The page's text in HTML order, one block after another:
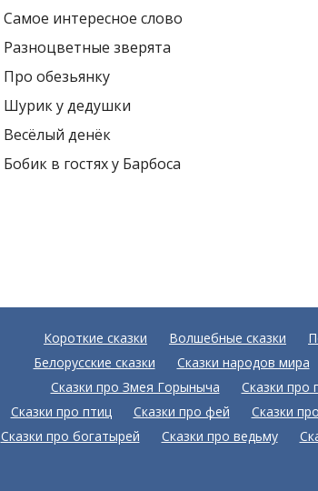
Самое интересное слово
Разноцветные зверята
Про обезьянку
Шурик у дедушки
Весёлый денёк
Бобик в гостях у Барбоса
Короткие сказки Волшебные сказки
Белорусские сказки
Сказки народов мира
Сказки про Змея Горыныча
Сказки про
Сказки про птиц
Сказки про фей Сказки
Сказки про богатырей
Сказки про ведьму